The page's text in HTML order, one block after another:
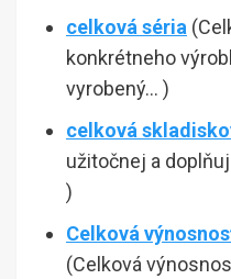
celková séria
konkrétneho
vyrobený… )
celková
užitočnej a
)
Celková
(Celková